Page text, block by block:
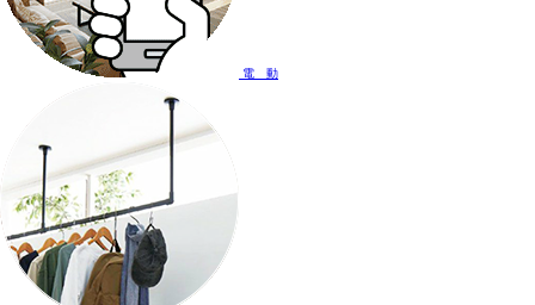
電 動